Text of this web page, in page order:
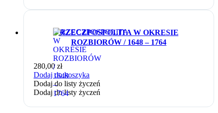
RZECZPOSPOLITA W OKRESIE
ROZBIORÓW / 1648 – 1764
280,00zł
Dodaj do koszyka
Dodaj do listy życzeń
Dodaj do listy życzeń